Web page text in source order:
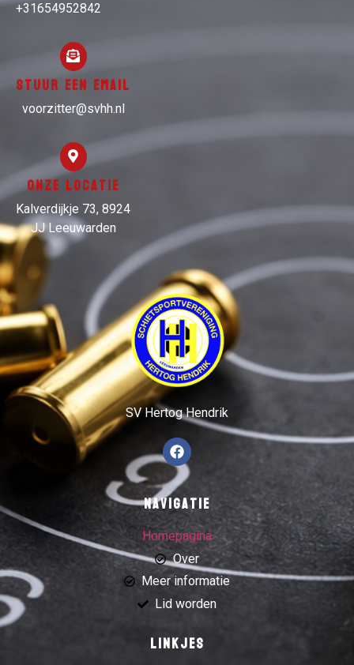
+31654952842
Stuur een email
voorzitter@svhh.nl
Onze locatie
Kalverdijkje 73, 8924
JJ Leeuwarden
SV Hertog Hendrik
Navigatie
Homepagina
Over
Meer informatie
Lid worden
Linkjes